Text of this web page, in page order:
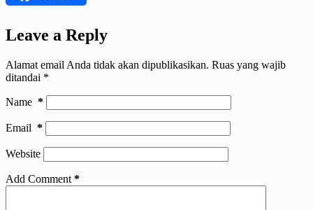
Leave a Reply
Alamat email Anda tidak akan dipublikasikan. Ruas yang wajib
ditandai *
Name *
Email *
Website
Add Comment *